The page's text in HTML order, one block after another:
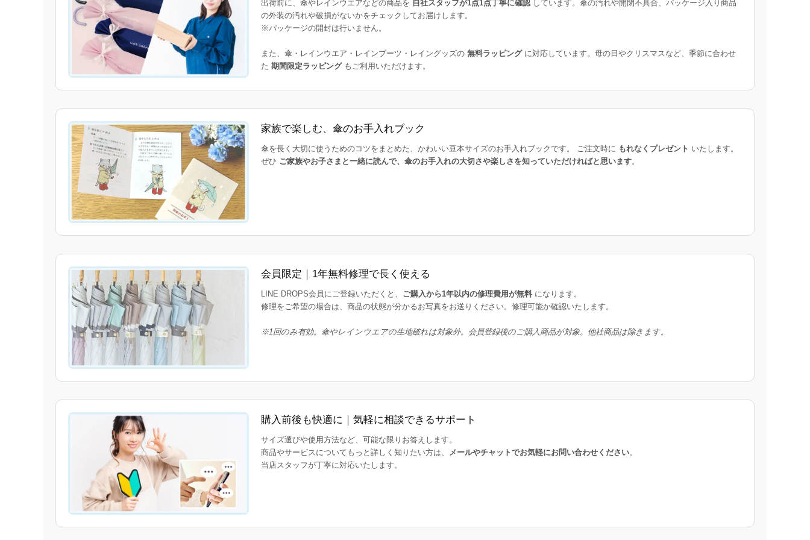
出荷前に、傘やレインウエアなどの商品を 自社スタッフが1点1点丁寧に確認しています。傘の汚れや開閉不具合、パッケージ入り商品
の外装の汚れや破損がないかをチェックしてお届けします。
※パッケージの開封は行いません。
また、傘・レインウエア・レインブーツ・レイングッズの 無料ラッピングに対応しています。母の日やクリスマスなど、季節に合わせ
た 期間限定ラッピングもご利用いただけます。
家族で楽しむ、傘のお手入れブック
傘を長く大切に使うためのコツをまとめた、かわいい豆本サイズのお手入れブックです。 ご注文時に もれなくプレゼント いたします。
ぜひ ご家族やお子さまと一緒に読んで、傘のお手入れの大切さや楽しさを知っていただければと思います。
会員限定｜1年無料修理で長く使える
LINE DROPS会員にご登録いただくと、 ご購入から1年以内の修理費用が無料になります。
修理をご希望の場合は、商品の状態が分かるお写真をお送りください。修理可能か確認いたします。
※1回のみ有効。傘やレインウエアの生地破れは対象外。会員登録後のご購入商品が対象。他社商品は除きます。
購入前後も快適に｜気軽に相談できるサポート
サイズ選びや使用方法など、可能な限りお答えします。
商品やサービスについてもっと詳しく知りたい方は、 メールやチャットでお気軽にお問い合わせください。
当店スタッフが丁寧に対応いたします。